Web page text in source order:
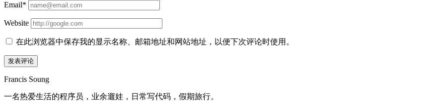
Email*
Website
在此浏览器中保存我的显示名称、邮箱地址和网站地址，以便下次评论时使用。
Sidebar
Francis Soung
一名热爱生活的程序员，业余遛娃，日常写代码，假期旅行。